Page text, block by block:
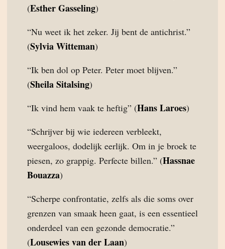
(Esther Gasseling)
“Nu weet ik het zeker. Jij bent de antichrist.”
(Sylvia Witteman)
“Ik ben dol op Peter. Peter moet blijven.”
(Sheila Sitalsing)
“Ik vind hem vaak te heftig” (Hans Laroes)
“Schrijver bij wie iedereen verbleekt,
weergaloos, dodelijk eerlijk. Om in je broek te
piesen, zo grappig. Perfecte billen.” (Hassnae
Bouazza)
“Scherpe confrontatie, zelfs als die soms over
grenzen van smaak heen gaat, is een essentieel
onderdeel van een gezonde democratie.”
(Lousewies van der Laan)